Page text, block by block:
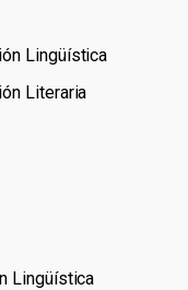
Lingüística
Literaria
Lingüística